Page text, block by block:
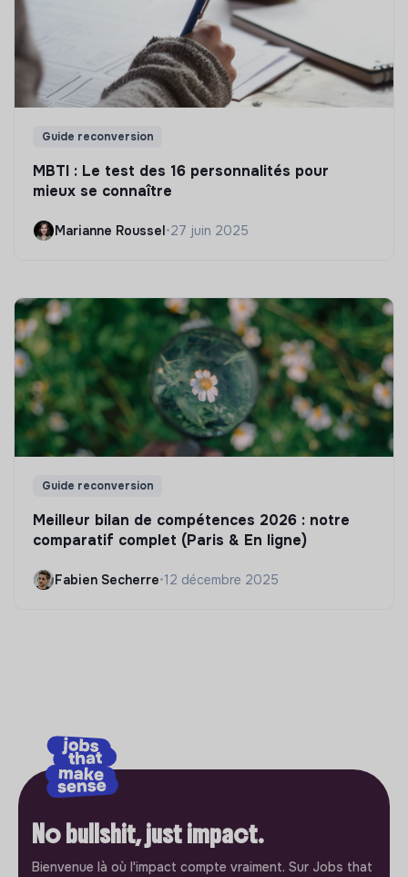
Guide reconversion
MBTI : Le test des 16 personnalités pour
mieux se connaître
Marianne Roussel•27 juin 2025
Guide reconversion
Meilleur bilan de compétences 2026 : notre
comparatif complet (Paris & En ligne)
Fabien Secherre•12 décembre 2025
No bullshit, just impact.
Bienvenue là où l'impact compte vraiment. Sur Jobs that